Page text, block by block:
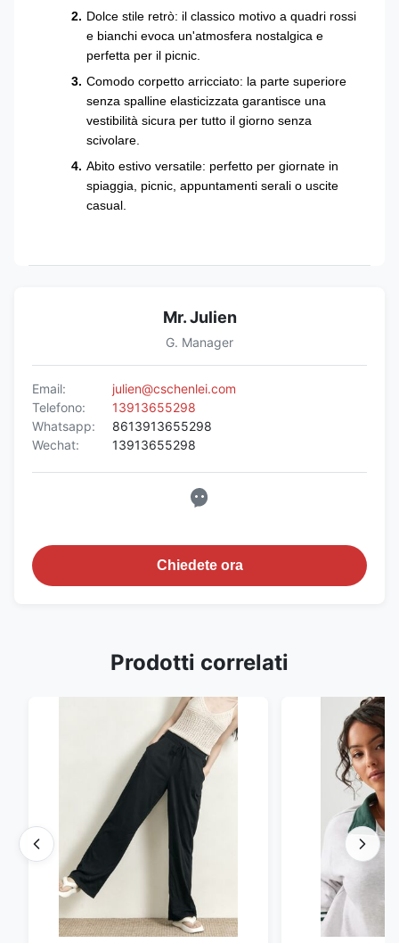
Dolce stile retrò: il classico motivo a quadri rossi
e bianchi evoca un'atmosfera nostalgica e
perfetta per il picnic.
Comodo corpetto arricciato: la parte superiore
senza spalline elasticizzata garantisce una
vestibilità sicura per tutto il giorno senza
scivolare.
Abito estivo versatile: perfetto per giornate in
spiaggia, picnic, appuntamenti serali o uscite
casual.
Mr. Julien
G. Manager
Email:
julien@cschenlei.com
Telefono:
13913655298
Whatsapp:
8613913655298
Wechat:
13913655298
Chiedete ora
Prodotti correlati